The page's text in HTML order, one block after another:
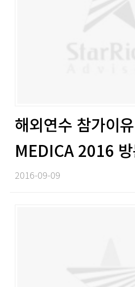
해외연수 참가이
MEDICA 2016
2016-09-09​